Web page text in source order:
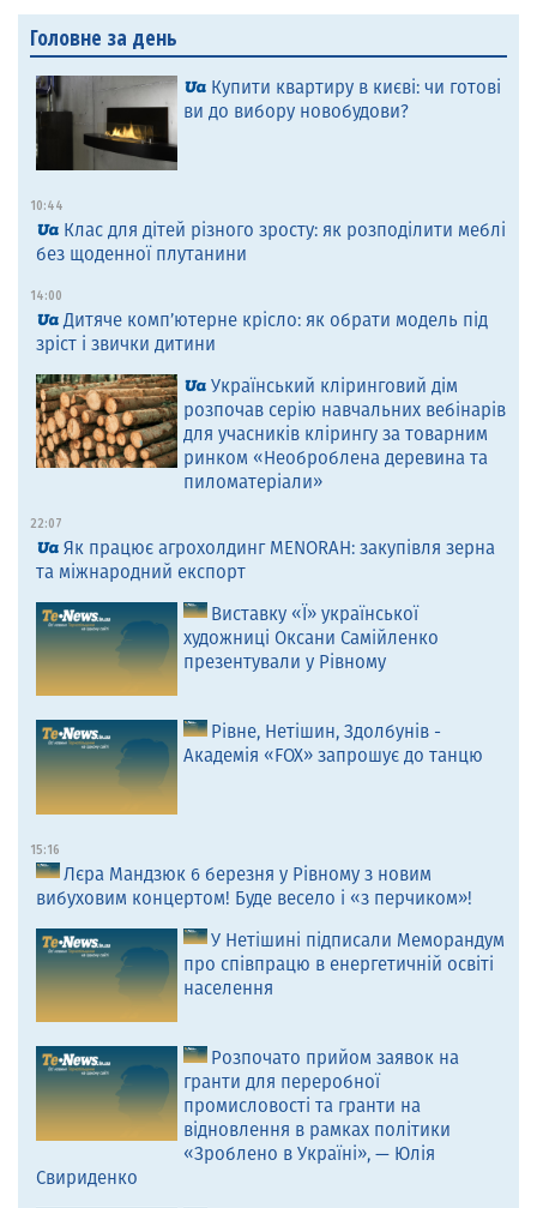
Головне за день
Купити квартиру в києві: чи готові
ви до вибору новобудови?
10:44
Клас для дітей різного зросту: як розподілити меблі
без щоденної плутанини
14:00
Дитяче комп’ютерне крісло: як обрати модель під
зріст і звички дитини
Український кліринговий дім
розпочав серію навчальних вебінарів
для учасників клірингу за товарним
ринком «Необроблена деревина та
пиломатеріали»
22:07
Як працює агрохолдинг MENORAH: закупівля зерна
та міжнародний експорт
Виставку «Ї» української
художниці Оксани Самійленко
презентували у Рівному
Рівне, Нетішин, Здолбунів -
Академія «FOX» запрошує до танцю
15:16
Лєра Мандзюк 6 березня у Рівному з новим
вибуховим концертом! Буде весело і «з перчиком»!
У Нетішині підписали Меморандум
про співпрацю в енергетичній освіті
населення
Розпочато прийом заявок на
гранти для переробної
промисловості та гранти на
відновлення в рамках політики
«Зроблено в Україні», — Юлія
Свириденко